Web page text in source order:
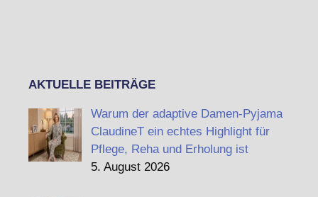
AKTUELLE BEITRÄGE
Warum der adaptive Damen-Pyjama
ClaudineT ein echtes Highlight für
Pflege, Reha und Erholung ist
5. August 2026